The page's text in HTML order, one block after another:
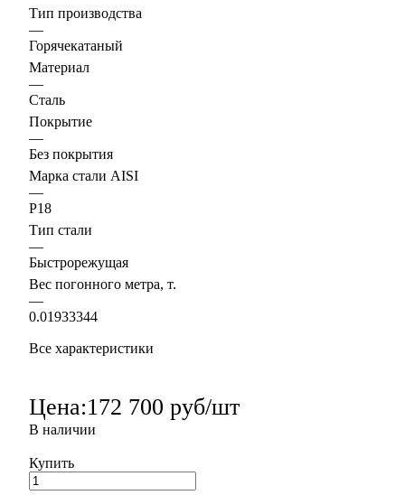
Тип производства
—
Горячекатаный
Материал
—
Сталь
Покрытие
—
Без покрытия
Марка стали AISI
—
Р18
Тип стали
—
Быстрорежущая
Вес погонного метра, т.
—
0.01933344
Все характеристики
Цена:172 700 руб/шт
В наличии
Купить